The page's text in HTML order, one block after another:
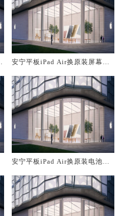
安宁平板iPad Air换原装屏幕服
安宁平板iPad Air换原装电池维